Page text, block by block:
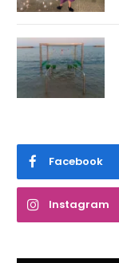
Facebook
Instagram